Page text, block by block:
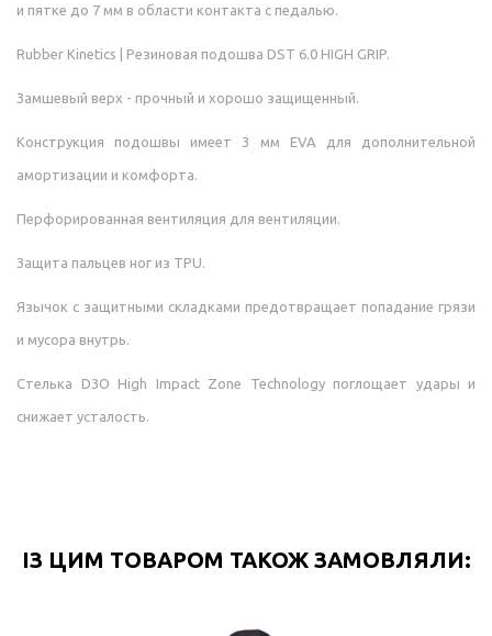
и пятке до 7 мм в области контакта с педалью.
Rubber Kinetics | Резиновая подошва DST 6.0 HIGH GRIP.
Замшевый верх - прочный и хорошо защищенный.
Конструкция подошвы имеет 3 мм EVA для дополнительной
амортизации и комфорта.
Перфорированная вентиляция для вентиляции.
Защита пальцев ног из TPU.
Язычок с защитными складками предотвращает попадание грязи
и мусора внутрь.
Стелька D3O High Impact Zone Technology поглощает удары и
снижает усталость.
ІЗ ЦИМ ТОВАРОМ ТАКОЖ ЗАМОВЛЯЛИ: